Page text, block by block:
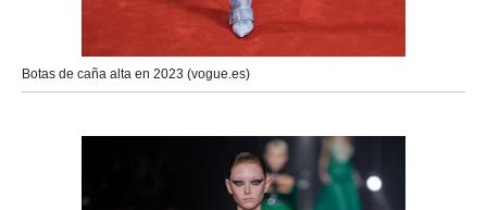
Botas de caña alta en 2023 (vogue.es)